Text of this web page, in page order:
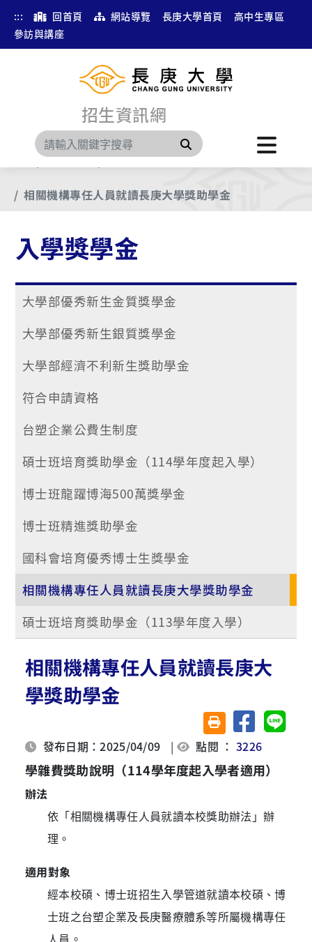
::: 回首頁 網站導覽 長庚大學首頁
高中生專區
參訪與講座
招生資訊網
搜尋
分眾瀏覽
入學獎學金
相關機構專任人員就讀長庚大學獎助學金
入學獎學金
大學部優秀新生金質獎學金
大學部優秀新生銀質獎學金
大學部經濟不利新生獎助學金
符合申請資格
台塑企業公費生制度
碩士班培育獎助學金（114學年度起入學）
博士班龍躍博海500萬獎學金
博士班精進獎助學金
國科會培育優秀博士生獎學金
相關機構專任人員就讀長庚大學獎助學金
碩士班培育獎助學金（113學年度入學）
相關機構專任人員就讀長庚大
學獎助學金
友善列印(另開視窗)
分享至臉書分享
發布日期：2025/04/09 | 點閱 ：3226
學雜費獎助說明（114學年度起入學者適用）
辦法
依「相關機構專任人員就讀本校獎助辦法」辦
理。
適用對象
經本校碩、博士班招生入學管道就讀本校碩、博
士班之台塑企業及長庚醫療體系等所屬機構專任
人員。